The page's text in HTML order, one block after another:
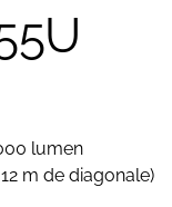
lumen
m de diagonale)